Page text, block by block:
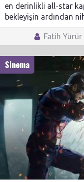
en derinlikli all-star
bekleyişin ardından
Fatih Yürür
Sinema